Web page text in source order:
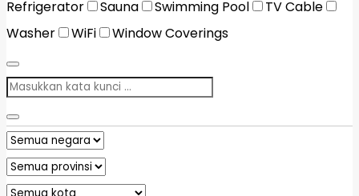
Refrigerator
Sauna Swimming Pool
TV Cable
Washer
WiFi Window Coverings